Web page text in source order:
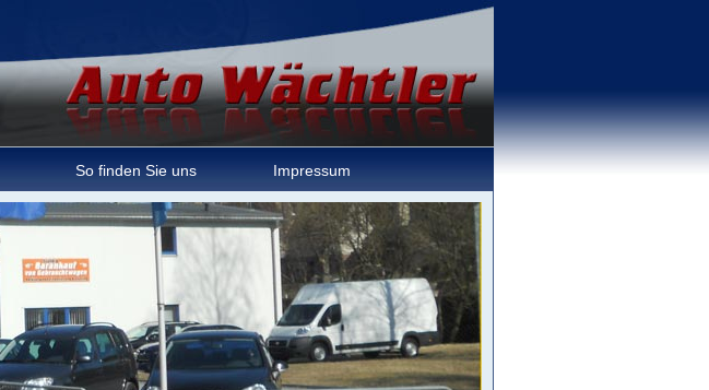
So finden Sie uns Impressum